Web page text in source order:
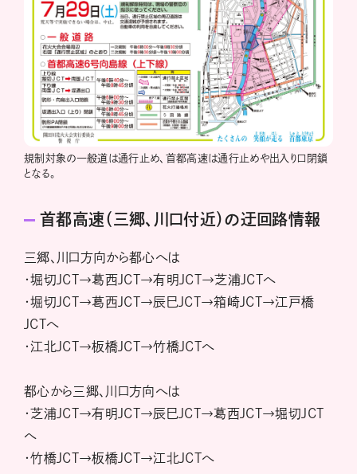
規制対象の一般道は通行止め、首都高速は通行止めや出入り口閉鎖
となる。
首都高速（三郷、川口付近）の迂回路情報
三郷、川口方向から都心へは
・堀切JCT→葛西JCT→有明JCT→芝浦JCTへ
・堀切JCT→葛西JCT→辰巳JCT→箱崎JCT→江戸橋
JCTへ
・江北JCT→板橋JCT→竹橋JCTへ
都心から三郷、川口方向へは
・芝浦JCT→有明JCT→辰巳JCT→葛西JCT→堀切JCT
へ
・竹橋JCT→板橋JCT→江北JCTへ